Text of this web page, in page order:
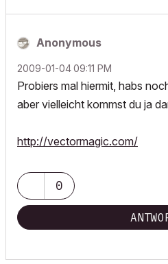
Anonymous
‎2009-01-0409:11 PM
Probiers mal hiermit, habs
aber vielleicht kommst du ja
http://vectormagic.com/
0